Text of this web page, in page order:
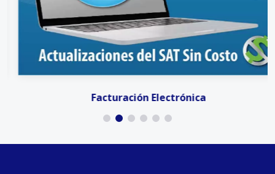
Facturación Electrónica